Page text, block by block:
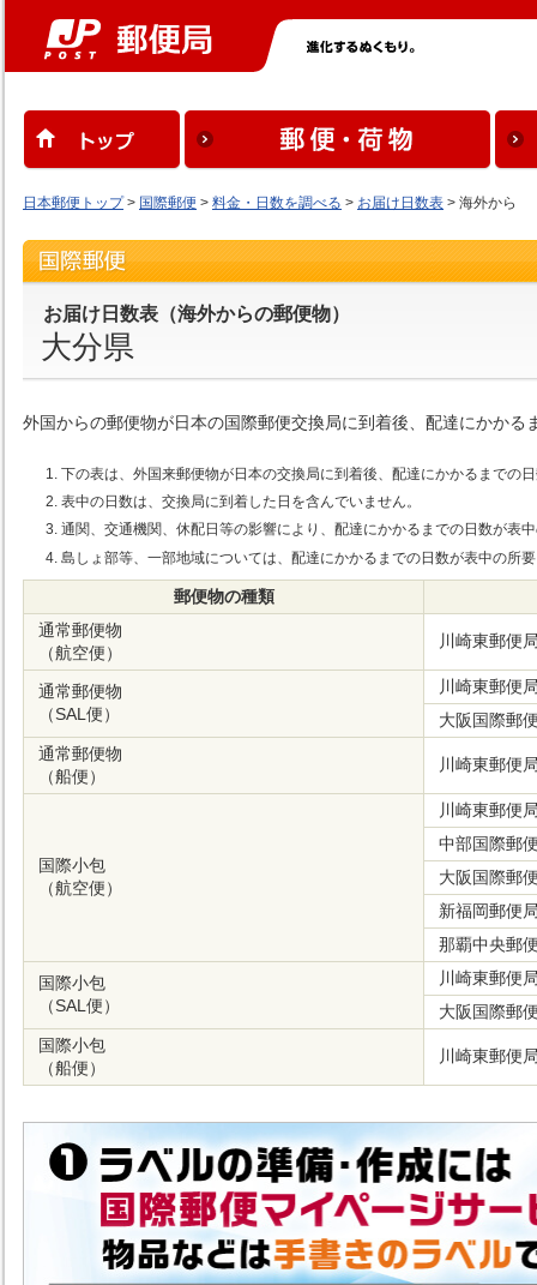
日本郵便トップ> 国際郵便 > 料金・日数を調べる > お届け日数表 > 海外から
お届け日数表（海外からの郵便物）
大分県
外国からの郵便物が日本の国際郵便交換局に到着後、配達にかかる
下の表は、外国来郵便物が日本の交換局に到着後、配達にかかるまでの
表中の日数は、交換局に到着した日を含んでいません。
通関、交通機関、休配日等の影響により、配達にかかるまでの日数が表
島しょ部等、一部地域については、配達にかかるまでの日数が表中の所
郵便物の種類
通常郵便物
（航空便）
川崎東郵便
通常郵便物
（SAL便）
川崎東郵便
大阪国際郵
通常郵便物
（船便）
川崎東郵便
国際小包
（航空便）
川崎東郵便
中部国際郵
大阪国際郵
新福岡郵便
那覇中央郵
国際小包
（SAL便）
川崎東郵便
大阪国際郵
国際小包
（船便）
川崎東郵便